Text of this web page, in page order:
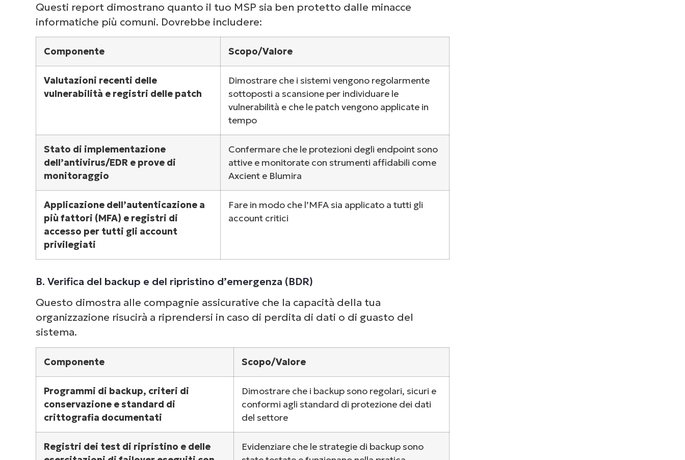
Questi report dimostrano quanto il tuo MSP sia ben protetto dalle minacce
informatiche più comuni. Dovrebbe includere:
Componente Scopo/Valore
Valutazioni recenti delle
vulnerabilità e registri delle patch
Dimostrare che i sistemi vengono regolarmente
sottoposti a scansione per individuare le
vulnerabilità e che le patch vengono applicate in
tempo
Stato di implementazione
dell’antivirus/EDR e prove di
monitoraggio
Confermare che le protezioni degli endpoint sono
attive e monitorate con strumenti affidabili come
Axcient e Blumira
Applicazione dell’autenticazione a
più fattori (MFA) e registri di
accesso per tutti gli account
privilegiati
Fare in modo che l’MFA sia applicato a tutti gli
account critici
B. Verifica del backup e del ripristino d’emergenza (BDR)
Questo dimostra alle compagnie assicurative che la capacità della tua
organizzazione risucirà a riprendersi in caso di perdita di dati o di guasto del
sistema.
Componente Scopo/Valore
Programmi di backup, criteri di
conservazione e standard di
crittografia documentati
Dimostrare che i backup sono regolari, sicuri e
conformi agli standard di protezione dei dati
del settore
Registri dei test di ripristino e delle
Evidenziare che le strategie di backup sono
Guarda NinjaOne in
azione
degli endpoint, il patching, l’MDM, il ticketing e altro
Scopri le demo